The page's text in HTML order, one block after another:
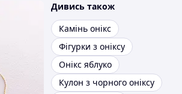
Дивись також
Камінь онікс
Фігурки з оніксу
Онікс яблуко
Кулон з чорного оніксу